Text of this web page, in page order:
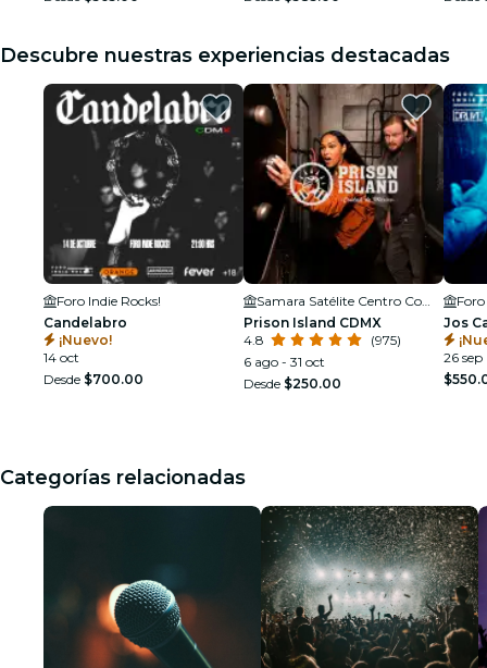
Descubre nuestras experiencias destacadas
Foro Indie Rocks!
Candelabro
¡Nuevo!
14 oct
Desde $700.00
Prison Island CDMX
4.8
(975)
6 ago - 31 oct
Desde $250.00
Jos
26 sep
Categorías relacionadas